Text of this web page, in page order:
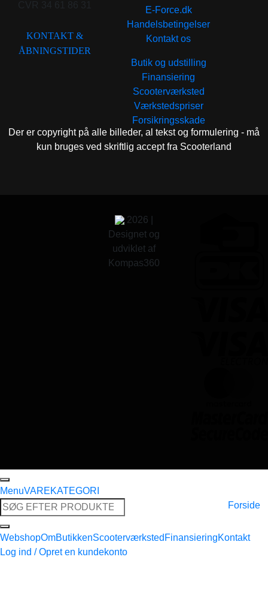
KONTAKT &
ÅBNINGSTIDER
E-Force.dk
Handelsbetingelser
Kontakt os
Butik og udstilling
Finansiering
Scooterværksted
Værkstedspriser
Forsikringsskade
Der er copyright på alle billeder, al tekst og formulering - må
kun bruges ved skriftlig accept fra Scooterland
2026 |
Designet og
udviklet af
Kompas360
MenuVAREKATEGORI
Søg
efter:
Forside
WebshopOmButikkenScooterværksted FinansieringKontakt
Log ind / Opret en kundekonto